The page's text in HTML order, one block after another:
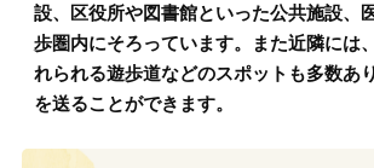
設、区役所や図書館といった公共施設、
歩圏内にそろっています。また近隣には
れられる遊歩道などのスポットも多数あ
を送ることができます。